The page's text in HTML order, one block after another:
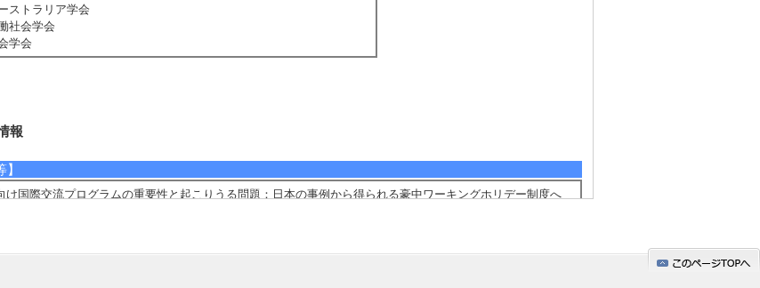
ストラリア学会
社会学会
学会
報
け国際交流プログラムの重要性と起こりうる問題：日本の事例から得られる豪中ワーキングホリデー制度へ